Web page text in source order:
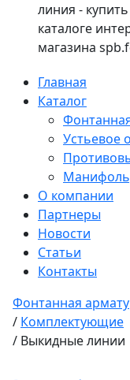
Главная
Каталог
Устьевое
О компании
Партнеры
Новости
Статьи
Контакты
Фонтанная
/ Комплектующие
/ Выкидные линии